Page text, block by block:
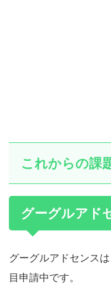
これからの課
グーグルアド
グーグルアドセンス
目申請中です。